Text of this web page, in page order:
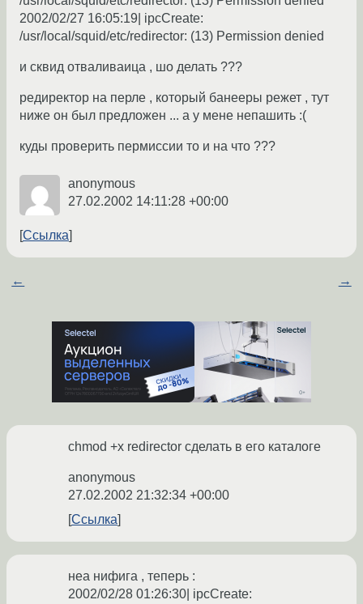
2002/02/27 16:05:19| ipcCreate:
/usr/local/squid/etc/redirector: (13) Permission denied
и сквид отваливаица , шо делать ???
редиректор на перле , который банееры режет , тут
ниже он был предложен ... а у мене непашить :(
куды проверить пермиссии то и на что ???
anonymous
27.02.2002 14:11:28 +00:00
Ссылка
← →
chmod +x redirector сделать в его каталоге
anonymous
27.02.2002 21:32:34 +00:00
Ссылка
неа нифига , теперь :
2002/02/28 01:26:30| ipcCreate: